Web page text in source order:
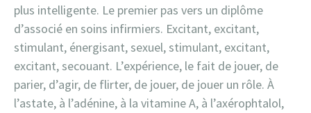
plus intelligente. Le premier pas vers un diplôme
d’associé en soins infirmiers. Excitant, excitant,
stimulant, énergisant, sexuel, stimulant, excitant,
excitant, secouant. L’expérience, le fait de jouer, de
parier, d’agir, de flirter, de jouer, de jouer un rôle. À
l’astate, à l’adénine, à la vitamine A, à l’axérophtalol,